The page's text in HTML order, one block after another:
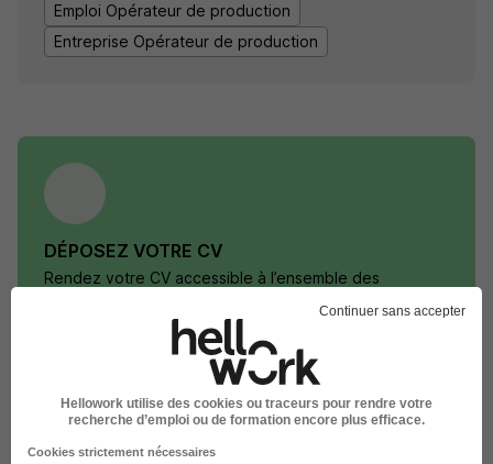
Emploi Opérateur de production
Entreprise Opérateur de production
DÉPOSEZ VOTRE CV
Rendez votre CV accessible à l’ensemble des
Rendre mon CV visible
Continuer sans accepter
Hellowork utilise des cookies ou traceurs pour rendre votre
recherche d’emploi ou de formation encore plus efficace.
Cookies strictement nécessaires